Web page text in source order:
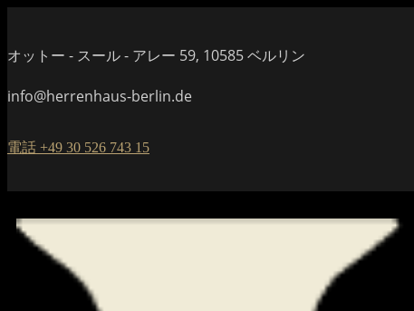
オットー - スール - アレー 59, 10585 ベルリン
info@herrenhaus-berlin.de
電話 +49 30 526 743 15